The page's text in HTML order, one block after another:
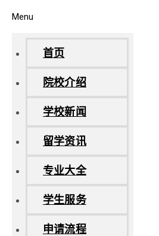
Menu
首页
院校介绍
学校新闻
留学资讯
专业大全
学生服务
申请流程